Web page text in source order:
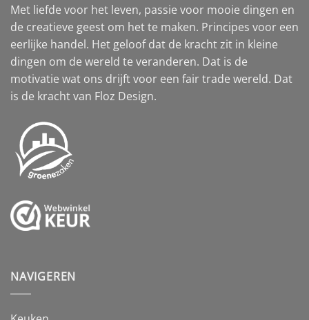
Met liefde voor het leven, passie voor mooie dingen en
de creatieve geest om het te maken. Principes voor een
eerlijke handel. Het geloof dat de kracht zit in kleine
dingen om de wereld te veranderen. Dat is de
motivatie wat ons drijft voor een fair trade wereld. Dat
is de kracht van Floz Design.
NAVIGEREN